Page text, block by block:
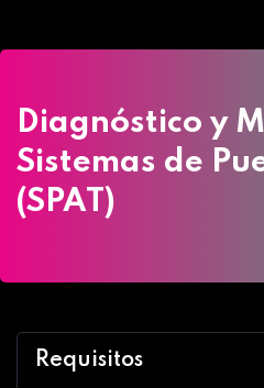
Diagnóstico y
Sistemas de
(SPAT)
Requisitos